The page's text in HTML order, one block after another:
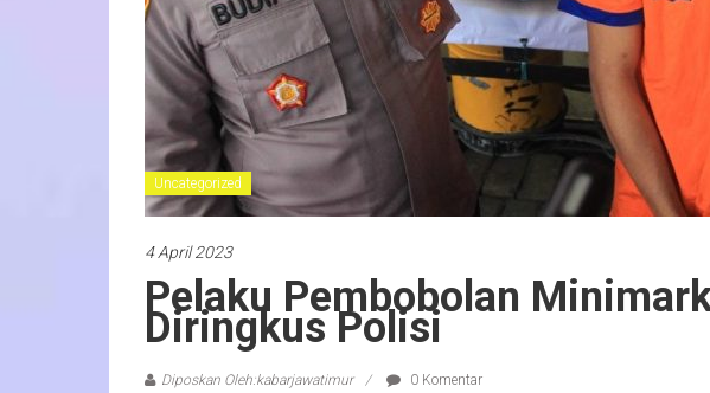
Uncategorized
4 April 2023
Pelaku Pembobolan
Diringkus Polisi
Diposkan Oleh:kabarjawatimur 0 Komentar